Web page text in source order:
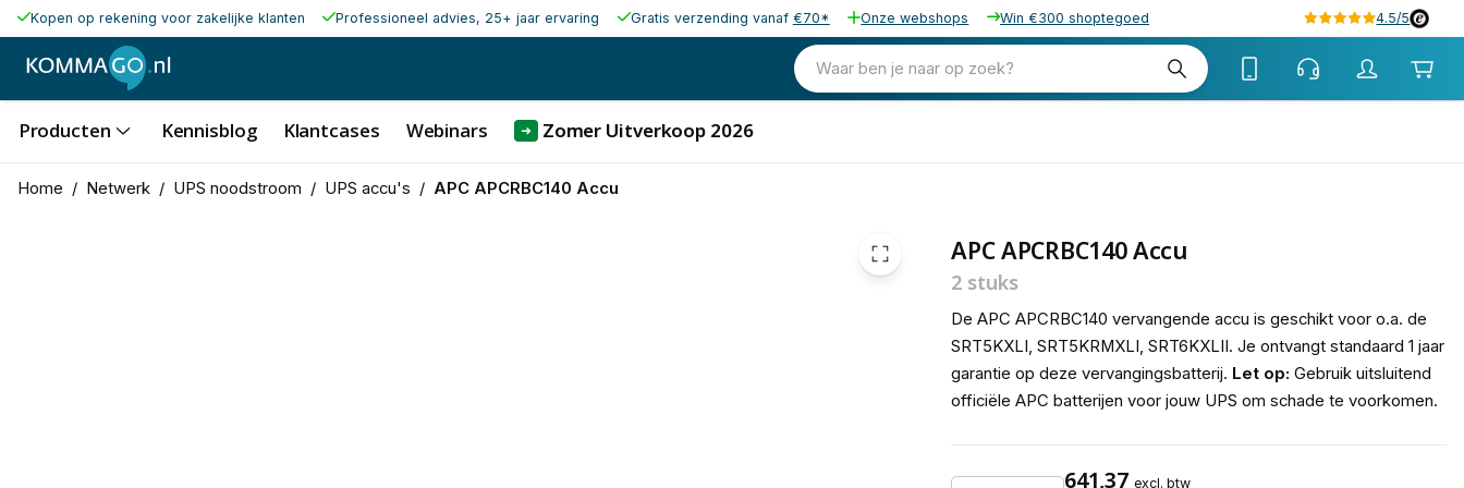
Kopen op rekening voor zakelijke klanten Professioneel advies, 25+ jaar ervaring Gratis verzending vanaf €70* Onze webshops Win €300 shoptegoed 4.5/5
Waar ben je naar op zoek?
Producten Kennisblog Klantcases Webinars ➜ Zomer Uitverkoop 2026
Home / Netwerk / UPS noodstroom / UPS accu's / APC APCRBC140 Accu
APC APCRBC140 Accu
2 stuks
De APC APCRBC140 vervangende accu is geschikt voor o.a. de
SRT5KXLI, SRT5KRMXLI, SRT6KXLII. Je ontvangt standaard 1 jaar
garantie op deze vervangingsbatterij. Let op: Gebruik uitsluitend
officiële APC batterijen voor jouw UPS om schade te voorkomen.
641,37 excl. btw
641,37 excl. btw
776,06 incl. btw